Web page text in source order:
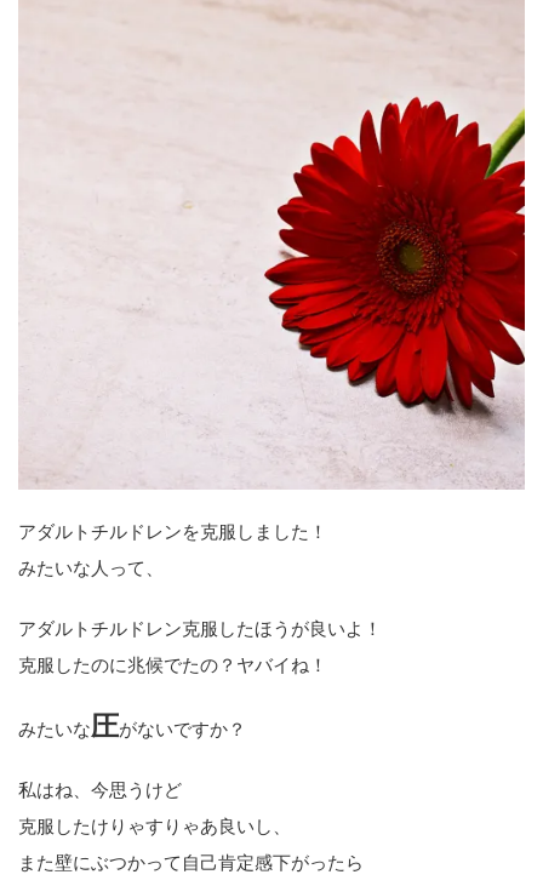
アダルトチルドレンを克服しました！
みたいな人って、
アダルトチルドレン克服したほうが良いよ！
克服したのに兆候でたの？ヤバイね！
みたいな圧がないですか？
私はね、今思うけど
克服したけりゃすりゃあ良いし、
また壁にぶつかって自己肯定感下がったら